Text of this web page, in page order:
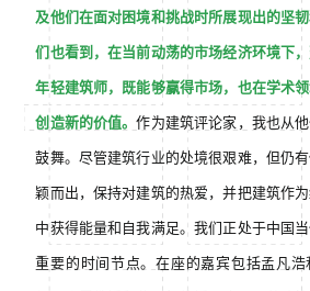
及他们在面对困境和挑战时所展现出的坚
们也看到，在当前动荡的市场经济环境下
年轻建筑师，既能够赢得市场，也在学术
创造新的价值。作为建筑评论家，我也从
鼓舞。尽管建筑行业的处境很艰难，但仍
颖而出，保持对建筑的热爱，并把建筑作
中获得能量和自我满足。我们正处于中国
重要的时间节点。在座的嘉宾包括孟凡浩